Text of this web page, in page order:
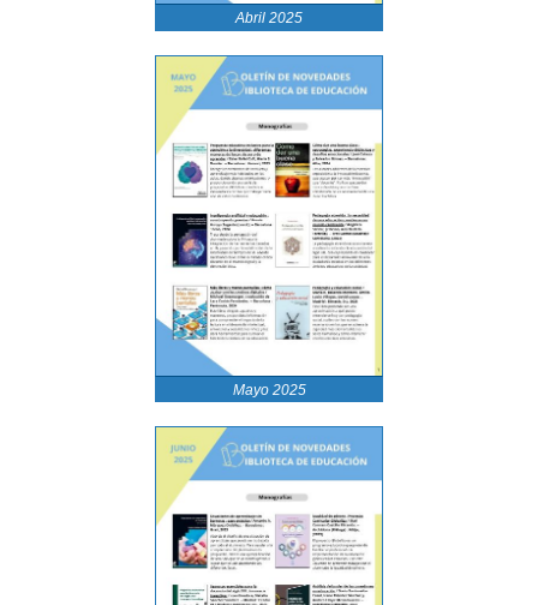
Abril 2025
Mayo 2025